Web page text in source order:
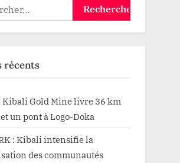
:
récents
Kibali Gold Mine livre 36 km
un pont à Logo-Doka
: Kibali intensifie la
des communautés